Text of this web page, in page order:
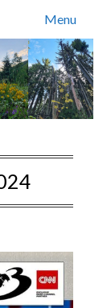
Menu